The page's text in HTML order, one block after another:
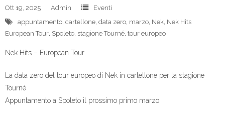
Ott 19, 2025 Admin
Eventi
appuntamento, cartellone, data zero, marzo, Nek, Nek Hits
European Tour, Spoleto, stagione Tourné, tour europeo
Nek Hits – European Tour
La data zero del tour europeo di Nek in cartellone per la stagione
Tourné
Appuntamento a Spoleto il prossimo primo marzo